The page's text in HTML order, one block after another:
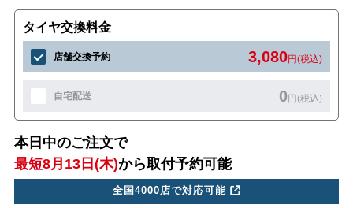
タイヤ交換料金
店舗交換予約 3,080円(税込)
自宅配送 0円(税込)
本日中のご注文で
最短8月13日(木)から取付予約可能
全国4000店で対応可能